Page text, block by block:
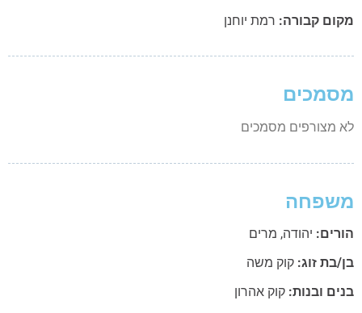
קבורה:רמת יוחנן
מצורפים מסמכים
יהודה,מרים
בת זוג:קוק משה
ובנות:קוק אהרון